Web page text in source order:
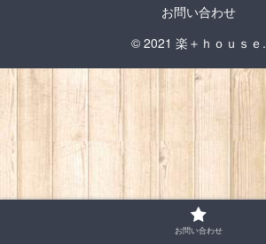
お問い合わせ
© 2021 楽＋ｈｏｕｓｅ.
お問い合わせ